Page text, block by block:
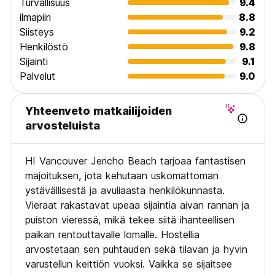
estääksesi "no-show" -maksut ja jäljellä olevan varauksen
peruutuksen.
Jaetut makuusalityyliset huoneet ovat 13-vuotiaille ja sitä
vanhemmille vieraille. Alaikäisten mukana tulee olla heidän
laillinen huoltajansa. 12-vuotiaat ja sitä nuoremmat lapset
voivat yöpyä vain yksityisissä huoneissa. Asiakkaat voivat
majoittua enintään 21 yötä kauden aikana. Lemmikit eivät ole
sallittuja. (Auto-translated from original language)
Turvallisuus
9.4
ilmapiiri
8.8
Siisteys
9.2
Henkilöstö
9.8
Sijainti
9.1
Palvelut
9.0
Yhteenveto matkailijoiden
arvosteluista
HI Vancouver Jericho Beach tarjoaa fantastisen
majoituksen, jota kehutaan uskomattoman
ystävällisestä ja avuliaasta henkilökunnasta.
Vieraat rakastavat upeaa sijaintia aivan rannan ja
puiston vieressä, mikä tekee siitä ihanteellisen
paikan rentouttavalle lomalle. Hostellia
arvostetaan sen puhtauden sekä tilavan ja hyvin
varustellun keittiön vuoksi. Vaikka se sijaitsee